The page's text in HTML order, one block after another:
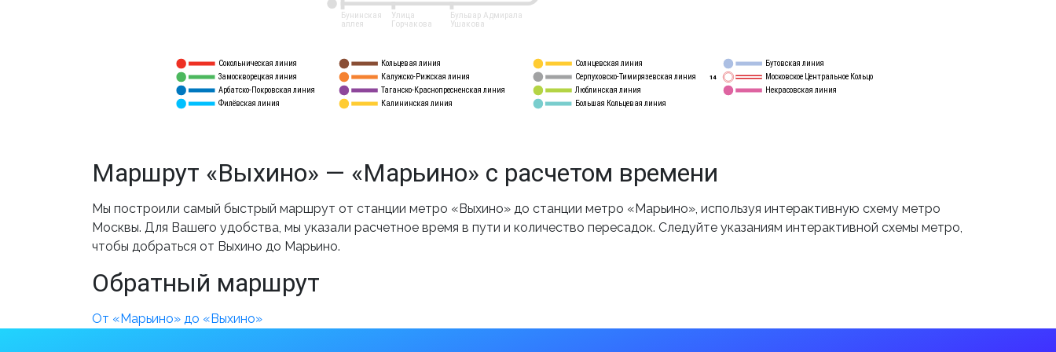
Сокольническая линия
Замоскворецкая линия
Арбатско-Покровская линия
Филёвская линия
Кольцевая линия
Калужско-Рижская линия
Таганско-Краснопресненская линия
Калининская линия
Солнцевская линия
Серпуховско-Тимирязевская линия
Люблинская линия
Бутовская линия
Московское Центральное Кольцо
Большая Кольцевая линия
Некрасовская линия
14
Бульвар Адмирала
Ушакова
Улица
Горчакова
Бунинская
аллея
Маршрут «Выхино» — «Марьино» с расчетом времени
Мы построили самый быстрый маршрут от станции метро «Выхино» до станции метро «Марьино», используя интерактивную схему метро
Москвы. Для Вашего удобства, мы указали расчетное время в пути и количество пересадок. Следуйте указаниям интерактивной схемы метро,
чтобы добраться от Выхино до Марьино.
Обратный маршрут
От «Марьино» до «Выхино»